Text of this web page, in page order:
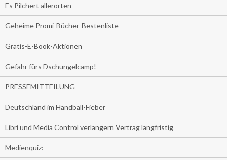
Es Pilchert allerorten
Geheime Promi-Bücher-Bestenliste
Gratis-E-Book-Aktionen
Gefahr fürs Dschungelcamp!
PRESSEMITTEILUNG
Deutschland im Handball-Fieber
Libri und Media Control verlängern Vertrag langfristig
Medienquiz: